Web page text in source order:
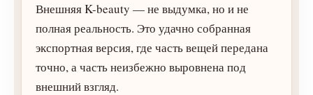
Внешняя K-beauty — не выдумка, но и не
полная реальность. Это удачно собранная
экспортная версия, где часть вещей передана
точно, а часть неизбежно выровнена под
внешний взгляд.